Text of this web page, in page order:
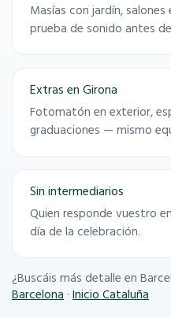
Masías con jardín,
prueba de sonido antes
Extras en Girona
Fotomatón en exterior,
graduaciones — mismo
Sin intermediarios
Quien responde vuestro
día de la celebración.
¿Buscáis más detalle en
Barcelona · Inicio Cataluña